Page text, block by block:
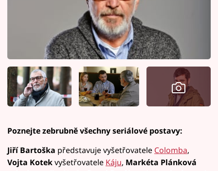
Poznejte zebrubně všechny seriálové postavy:
Jiří Bartoška představuje vyšetřovatele Colomba,
Vojta Kotekvyšetřovatele Káju, Markéta Plánková